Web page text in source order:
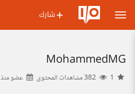
شارك
MohammedMG
عضو منذ